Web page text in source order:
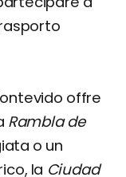
offre
Rambla de
o un
la Ciudad